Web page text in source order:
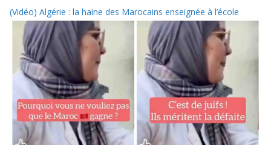
(Vidéo) Algérie : la haine des Marocains enseignée à l’école